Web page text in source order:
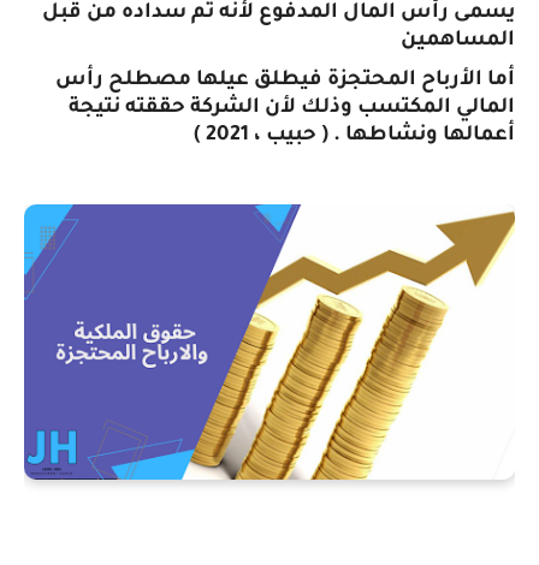
يسمى رأس المال المدفوع لأنه تم سداده من قبل
المساهمين
أما الأرباح المحتجزة فيطلق عيلها مصطلح رأس
المالي المكتسب وذلك لأن الشركة حققته نتيجة
أعمالها ونشاطها . ( حبيب ، 2021 )